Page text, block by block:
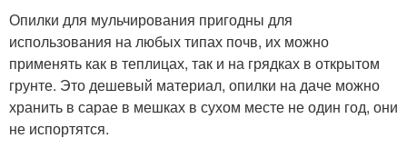
Опилки для мульчирования пригодны для
использования на любых типах почв, их можно
применять как в теплицах, так и на грядках в открытом
грунте. Это дешевый материал, опилки на даче можно
хранить в сарае в мешках в сухом месте не один год, они
не испортятся.